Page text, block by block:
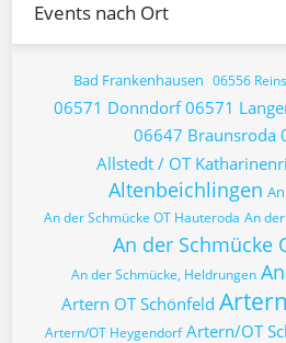
Events nach Ort
Bad Frankenhausen 06556
06571 Donndorf 06571
06647 Braunsroda
Allstedt / OT
Altenbeichlingen
An der Schmücke OT Hauteroda An
An der Schmücke
An der Schmücke, Heldrungen
Artern OT Schönfeld Artern
Artern/OT Heygendorf Artern/OT